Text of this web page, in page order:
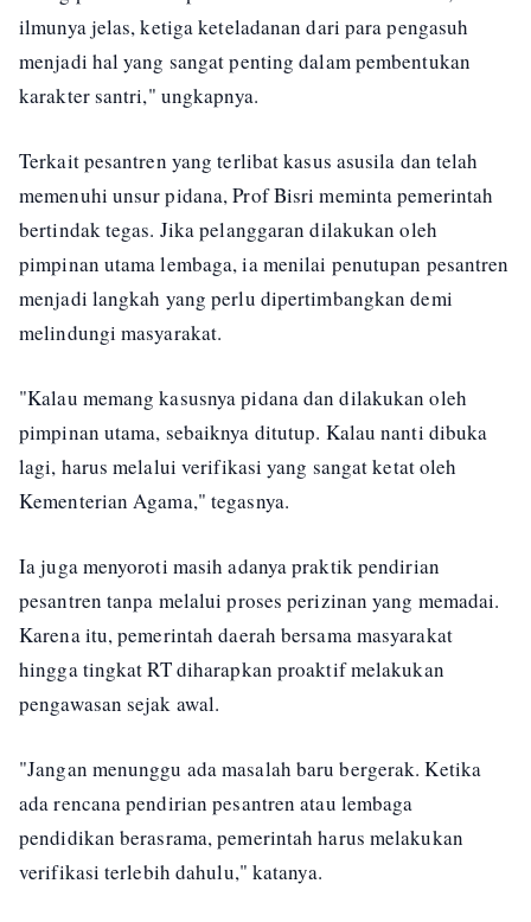
ilmunya jelas, ketiga keteladanan dari para pengasuh
menjadi hal yang sangat penting dalam pembentukan
karakter santri," ungkapnya.
Terkait pesantren yang terlibat kasus asusila dan telah
memenuhi unsur pidana, Prof Bisri meminta pemerintah
bertindak tegas. Jika pelanggaran dilakukan oleh
pimpinan utama lembaga, ia menilai penutupan pesantren
menjadi langkah yang perlu dipertimbangkan demi
melindungi masyarakat.
"Kalau memang kasusnya pidana dan dilakukan oleh
pimpinan utama, sebaiknya ditutup. Kalau nanti dibuka
lagi, harus melalui verifikasi yang sangat ketat oleh
Kementerian Agama," tegasnya.
Ia juga menyoroti masih adanya praktik pendirian
pesantren tanpa melalui proses perizinan yang memadai.
Karena itu, pemerintah daerah bersama masyarakat
hingga tingkat RT diharapkan proaktif melakukan
pengawasan sejak awal.
"Jangan menunggu ada masalah baru bergerak. Ketika
ada rencana pendirian pesantren atau lembaga
pendidikan berasrama, pemerintah harus melakukan
verifikasi terlebih dahulu," katanya.